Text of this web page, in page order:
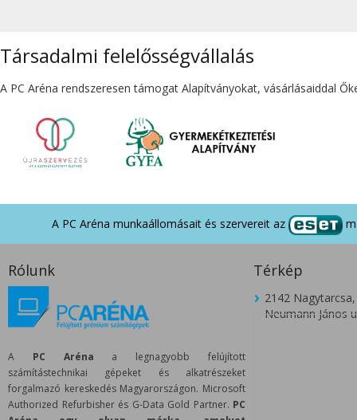
Társadalmi felelősségvállalás
A PC Aréna rendszeresen támogat Alapítványokat, vásárlásaiddal
A PC Aréna munkaállomásait és szervereit az
Rólunk Térkép
A PC Aréna a legnagyobb felújított
számítástechnikai gépeket és alkatrészeket
forgalmazó kereskedés Magyarországon. Microsoft
Authorized Refurbisher és G-Data Gold Partner. PC
2142 Nagytarcsa,
Neumann János